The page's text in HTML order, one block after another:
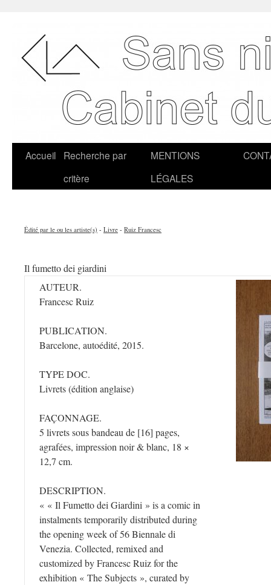
Accueil
Recherche par
critère
MENTIONS
LÉGALES
Édité par le ou les artiste(s) - Livre - Ruiz Francesc
Il fumetto dei giardini
AUTEUR.
Francesc Ruiz
PUBLICATION.
Barcelone, autoédité, 2015.
TYPE DOC.
Livrets (édition anglaise)
FAÇONNAGE.
5 livrets sous bandeau de [16] pages,
agrafées, impression noir & blanc, 18 ×
12,7 cm.
DESCRIPTION.
« « Il Fumetto dei Giardini » is a comic in
instalments temporarily distributed during
the opening week of 56 Biennale di
Venezia. Collected, remixed and
customized by Francesc Ruiz for the
exhibition « The Subjects », curated by